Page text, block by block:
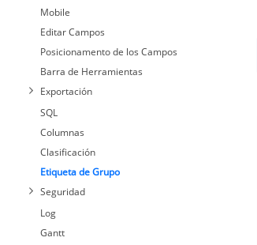
Mobile
Editar Campos
Posicionamento de los Campos
Barra de Herramientas
Exportación
SQL
Columnas
Clasificación
Etiqueta de Grupo
Seguridad
Log
Gantt